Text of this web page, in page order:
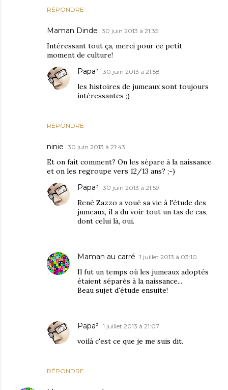
RÉPONDRE
Maman Dinde 30 juin 2013 à 21:35
Intéressant tout ça, merci pour ce petit
moment de culture!
RÉPONDRE
Papa³ 30 juin 2013 à 21:58
les histoires de jumeaux sont toujours
intéressantes ;)
ninie 30 juin 2013 à 21:43
Et on fait comment? On les sépare à la naissance
et on les regroupe vers 12/13 ans? ;-)
RÉPONDRE
Papa³ 30 juin 2013 à 21:59
René Zazzo a voué sa vie à l'étude des
jumeaux, il a du voir tout un tas de cas,
dont celui là, oui.
Maman au carré 1 juillet 2013 à 03:10
Il fut un temps où les jumeaux adoptés
étaient séparés à la naissance...
Beau sujet d'étude ensuite!
Papa³ 1 juillet 2013 à 21:07
voilà c'est ce que je me suis dit.